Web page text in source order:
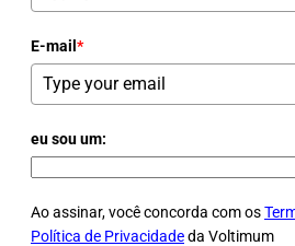
E-mail *
eu sou um:
Ao assinar, você concorda com os
Política de Privacidadeda Voltimum